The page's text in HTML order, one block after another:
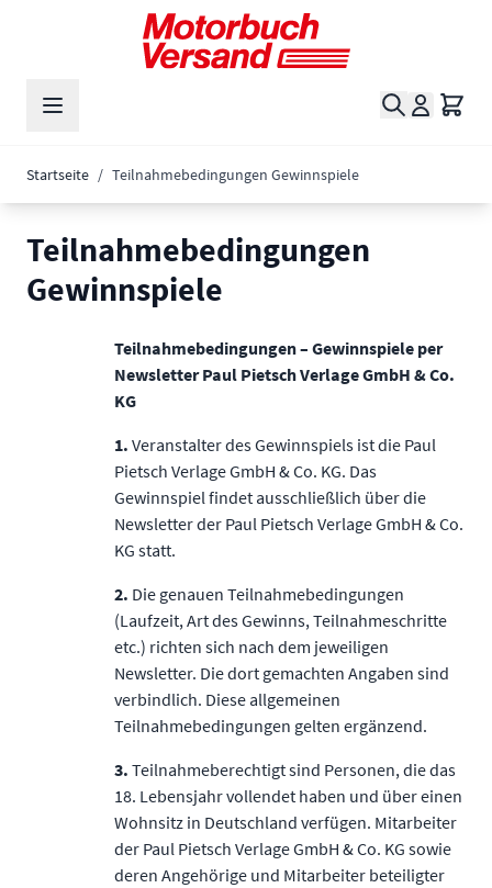
Zum Inhalt springen
Suche
Startseite / Teilnahmebedingungen Gewinnspiele
Teilnahmebedingungen
Gewinnspiele
Teilnahmebedingungen – Gewinnspiele per
Newsletter Paul Pietsch Verlage GmbH & Co.
KG
1. Veranstalter des Gewinnspiels ist die Paul
Pietsch Verlage GmbH & Co. KG. Das
Gewinnspiel findet ausschließlich über die
Newsletter der Paul Pietsch Verlage GmbH & Co.
KG statt.
2. Die genauen Teilnahmebedingungen
(Laufzeit, Art des Gewinns, Teilnahmeschritte
etc.) richten sich nach dem jeweiligen
Newsletter. Die dort gemachten Angaben sind
verbindlich. Diese allgemeinen
Teilnahmebedingungen gelten ergänzend.
3. Teilnahmeberechtigt sind Personen, die das
18. Lebensjahr vollendet haben und über einen
Wohnsitz in Deutschland verfügen. Mitarbeiter
der Paul Pietsch Verlage GmbH & Co. KG sowie
deren Angehörige und Mitarbeiter beteiligter